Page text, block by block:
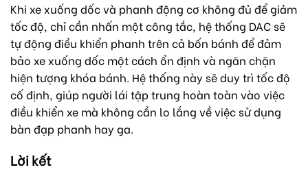
Khi xe xuống dốc và phanh động cơ không đủ để giảm
tốc độ, chỉ cần nhấn một công tắc, hệ thống DAC sẽ
tự động điều khiển phanh trên cả bốn bánh để đảm
bảo xe xuống dốc một cách ổn định và ngăn chặn
hiện tượng khóa bánh. Hệ thống này sẽ duy trì tốc độ
cố định, giúp người lái tập trung hoàn toàn vào việc
điều khiển xe mà không cần lo lắng về việc sử dụng
bàn đạp phanh hay ga.
Lời kết